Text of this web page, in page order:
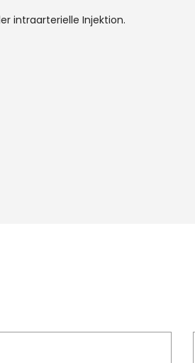
intraarterielle Injektion.